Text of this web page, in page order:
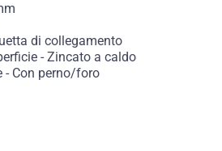
di collegamento
- Zincato a caldo
- Con perno/foro